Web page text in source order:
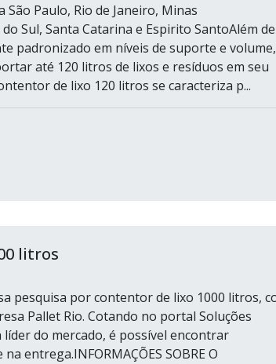
Paulo, Rio de Janeiro, Minas
Sul, Santa Catarina e Espirito SantoAlém de
padronizado em níveis de suporte e volume,
até 120 litros de lixos e resíduos em seu
de lixo 120 litros se caracteriza p...
litros
pesquisa por contentor de lixo 1000 litros,
Pallet Rio. Cotando no portal Soluções
do mercado, é possível encontrar
entrega.INFORMAÇÕES SOBRE O